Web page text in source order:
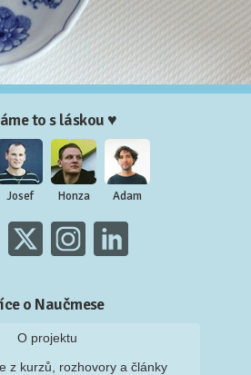
to s láskou ♥
Josef Honza Adam
o Naučmese
O projektu
z kurzů, rozhovory a články